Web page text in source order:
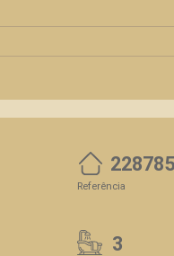
228785
Referência
3